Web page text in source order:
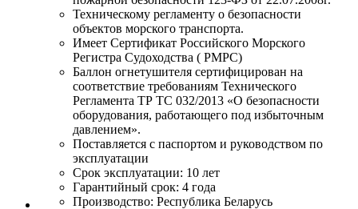
Техническому регламенту о безопасности
объектов морского транспорта.
Имеет Сертификат Российского Морского
Регистра Судоходства ( РМРС)
Баллон огнетушителя сертифицирован на
соответствие требованиям Технического
Регламента ТР ТС 032/2013 «О безопасности
оборудования, работающего под избыточным
давлением».
Поставляется с паспортом и руководством по
эксплуатации
Срок эксплуатации: 10 лет
Гарантийный срок: 4 года
Производство: Республика Беларусь